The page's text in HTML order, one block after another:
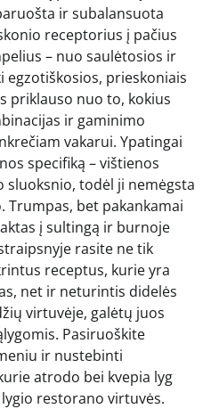
ir subalansuota
receptorius į pačius
– nuo saulėtosios ir
prieskoniais
priklauso nuo to, kokius
ir gaminimo
vakarui. Ypatingai
specifiką – vištienos
todėl ji nemėgsta
bet pakankamai
į sultingą ir burnoje
rasite ne tik
receptus, kurie yra
net ir neturintis didelės
virtuvėje, galėtų juos
Pasiruoškite
ir nustebinti
atrodo bei kvepia lyg
restorano virtuvės.